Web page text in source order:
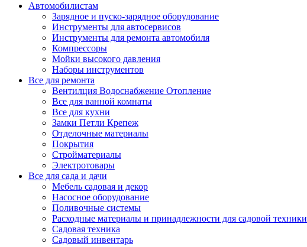
Автомобилистам
Зарядное и пуско-зарядное оборудование
Инструменты для автосервисов
Инструменты для ремонта автомобиля
Компрессоры
Мойки высокого давления
Наборы инструментов
Все для ремонта
Вентилция Водоснабжение Отопление
Все для ванной комнаты
Все для кухни
Замки Петли Крепеж
Отделочные материалы
Покрытия
Стройматериалы
Электротовары
Все для сада и дачи
Мебель садовая и декор
Насосное оборудование
Поливочные системы
Расходные материалы и принадлежности для садовой техники
Садовая техника
Садовый инвентарь